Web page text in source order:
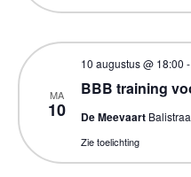
MA
10
BBB training
10 augustus @ 18:00 -
De Meevaart
Zie toelichting